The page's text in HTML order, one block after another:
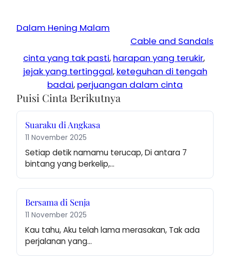
Dalam Hening Malam
Cable and Sandals
cinta yang tak pasti, harapan yang terukir
jejak yang tertinggal, keteguhan di tengah
badai, perjuangan dalam cinta
Puisi Cinta Berikutnya
Suaraku di Angkasa
11 November 2025
Setiap detik namamu terucap, Di antara 7
bintang yang berkelip,…
Bersama di Senja
11 November 2025
Kau tahu, Aku telah lama merasakan, Tak ada
perjalanan yang…